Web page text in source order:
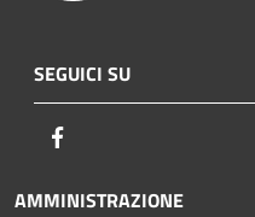
SEGUICI SU
AMMINISTRAZIONE